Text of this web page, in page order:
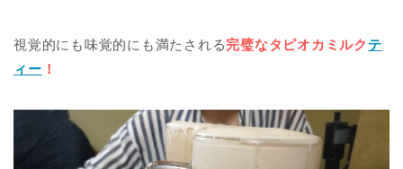
視覚的にも味覚的にも満たされる完璧なタピオカミルク テ
ィー ！